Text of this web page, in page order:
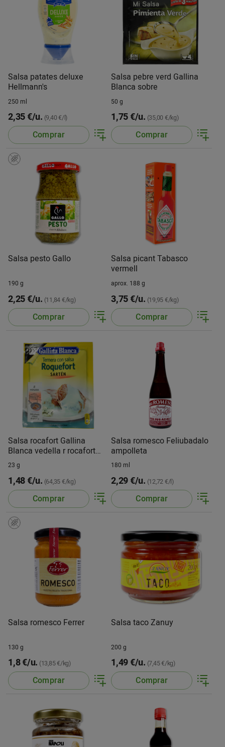
Salsa patates deluxe
Hellmann's
250 ml
2,35 €/u. (9,40 €/l)
Comprar
Salsa pebre verd Gallina
Blanca sobre
50 g
1,75 €/u. (35,00 €/kg)
Comprar
Salsa pesto Gallo
190 g
2,25 €/u. (11,84 €/kg)
Comprar
Salsa picant Tabasco
vermell
aprox. 188 g
3,75 €/u. (19,95 €/kg)
Comprar
Salsa rocafort Gallina
Blanca vedella r rocafort
Gallina Blanca vedella
23 g
1,48 €/u. (64,35 €/kg)
Comprar
Salsa romesco Feliubadalo
ampolleta
180 ml
2,29 €/u. (12,72 €/l)
Comprar
Salsa romesco Ferrer
130 g
1,8 €/u. (13,85 €/kg)
Comprar
Salsa taco Zanuy
200 g
1,49 €/u. (7,45 €/kg)
Comprar